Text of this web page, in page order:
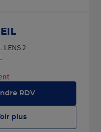
LENS 2
RDV
plus